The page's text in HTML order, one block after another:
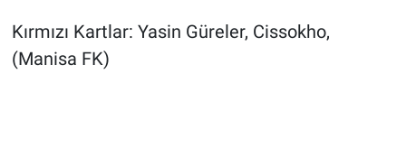
Kırmızı Kartlar: Yasin Güreler, Cissokho,
(Manisa FK)